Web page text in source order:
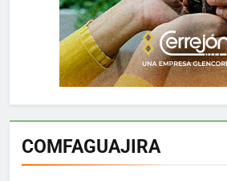
COMFAGUAJIRA